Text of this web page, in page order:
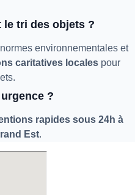
le tri des objets ?
environnementales et
caritatives locales pour
?
rapides sous 24h à
Est.